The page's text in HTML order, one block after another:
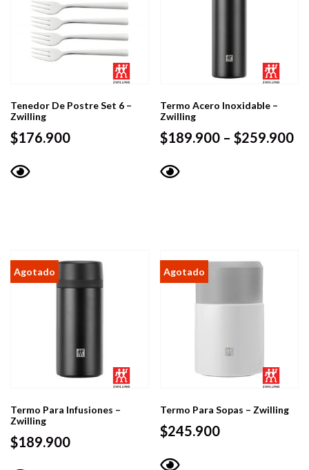
Tenedor De Postre Set 6 –
Zwilling
$176.900
Termo Acero Inoxidable –
Zwilling
$189.900 – $259.900
Termo Para Infusiones –
Zwilling
$189.900
Termo Para Sopas – Zwilling
$245.900